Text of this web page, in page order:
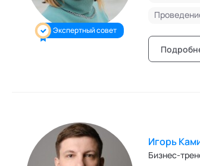
Экспертный совет
Игорь
Бизнес-